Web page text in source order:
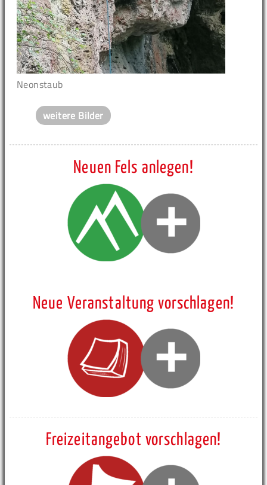
Neonstaub
weitere Bilder
Neuen Fels anlegen!
Neue Veranstaltung vorschlagen!
Freizeitangebot vorschlagen!